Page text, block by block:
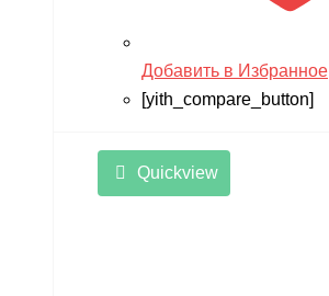
Добавить в Избранное
[yith_compare_button]
Quickview